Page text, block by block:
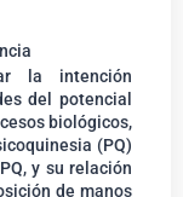
la intención
del potencial
biológicos,
(PQ)
y su relación
de manos